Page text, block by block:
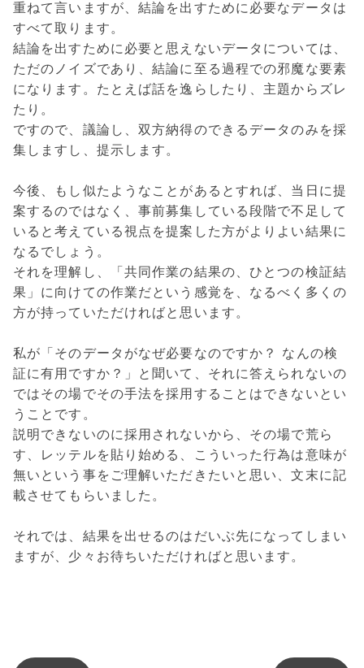
重ねて言いますが、結論を出すために必要なデータは
すべて取ります。
結論を出すために必要と思えないデータについては、
ただのノイズであり、結論に至る過程での邪魔な要素
になります。たとえば話を逸らしたり、主題からズレ
たり。
ですので、議論し、双方納得のできるデータのみを採
集しますし、提示します。
今後、もし似たようなことがあるとすれば、当日に提
案するのではなく、事前募集している段階で不足して
いると考えている視点を提案した方がよりよい結果に
なるでしょう。
それを理解し、「共同作業の結果の、ひとつの検証結
果」に向けての作業だという感覚を、なるべく多くの
方が持っていただければと思います。
私が「そのデータがなぜ必要なのですか？ なんの検
証に有用ですか？」と聞いて、それに答えられないの
ではその場でその手法を採用することはできないとい
うことです。
説明できないのに採用されないから、その場で荒ら
す、レッテルを貼り始める、こういった行為は意味が
無いという事をご理解いただきたいと思い、文末に記
載させてもらいました。
それでは、結果を出せるのはだいぶ先になってしまい
ますが、少々お待ちいただければと思います。